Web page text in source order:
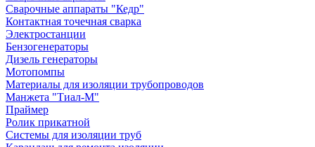
Сварочные аппараты "Кедр"
Контактная точечная сварка
Электростанции
Бензогенераторы
Дизель генераторы
Мотопомпы
Материалы для изоляции трубопроводов
Манжета "Тиал-М"
Праймер
Ролик прикатной
Системы для изоляции труб